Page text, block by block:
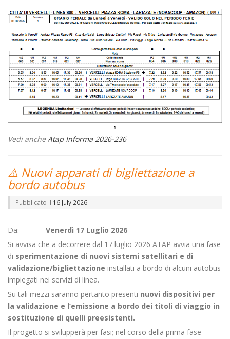
Vedi ancheAtap Informa 2026-236
⚠️ Nuovi apparati di bigliettazione a
bordo autobus
Pubblicato il 16 July 2026
Da: Venerdì 17 Luglio 2026
Si avvisa che a decorrere dal 17 luglio 2026 ATAP avvia una fase
di sperimentazione di nuovi sistemi satellitari e di
validazione/bigliettazione installati a bordo di alcuni autobus
impiegati nei servizi di linea.
Su tali mezzi saranno pertanto presenti nuovi dispositivi per
la validazione e l’emissione a bordo dei titoli di viaggio in
sostituzione di quelli preesistenti.
Il progetto si svilupperà per fasi; nel corso della prima fase